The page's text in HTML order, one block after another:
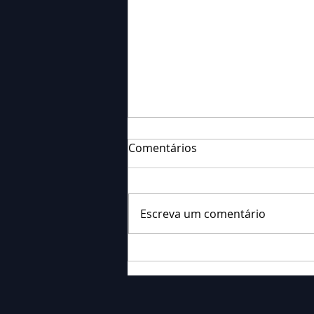
Barauce Schon
Comentários
Escreva um comentário